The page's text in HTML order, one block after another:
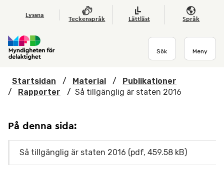
Hoppa till huvudmenyn
Lyssna
Teckenspråk Lättläst Språk
Sök Meny
Startsidan / Material /
Publikationer
/
Rapporter / Så tillgänglig är staten 2016
På denna sida:
Så tillgänglig är staten 2016 (pdf, 459.58 kB)